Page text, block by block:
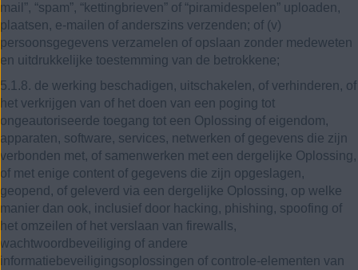
mail”, “spam”, “kettingbrieven” of “piramidespelen” uploaden,
plaatsen, e-mailen of anderszins verzenden; of (v)
persoonsgegevens verzamelen of opslaan zonder medeweten
en uitdrukkelijke toestemming van de betrokkene;
5.1.8. de werking beschadigen, uitschakelen, of verhinderen, of
het verkrijgen van of het doen van een poging tot
ongeautoriseerde toegang tot een Oplossing of eigendom,
apparaten, software, services, netwerken of gegevens die zijn
verbonden met, of samenwerken met een dergelijke Oplossing,
of met enige content of gegevens die zijn opgeslagen,
geopend, of geleverd via een dergelijke Oplossing, op welke
manier dan ook, inclusief door hacking, phishing, spoofing of
het omzeilen of het verslaan van firewalls,
wachtwoordbeveiliging of andere
informatiebeveiligingsoplossingen of controle-elementen van